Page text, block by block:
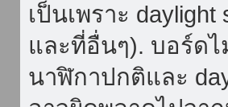
เป็นเพราะ
และที่อื่นๆ). บอร์ดไ
นาฬิกาปกติและ